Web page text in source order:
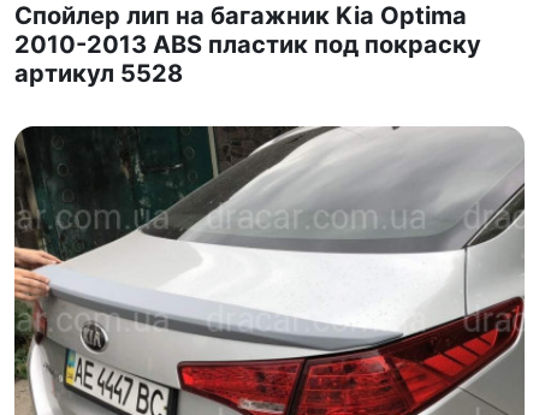
Спойлер лип на багажник Kia Optima
2010-2013 ABS пластик под покраску
артикул 5528